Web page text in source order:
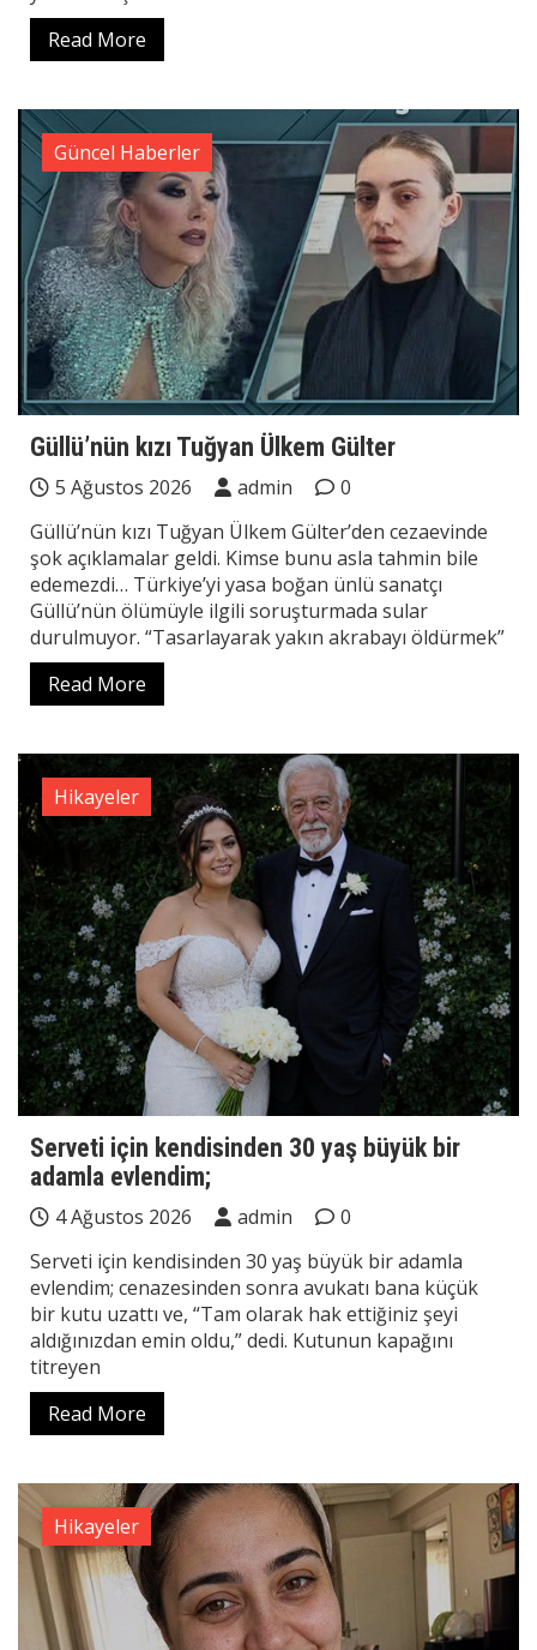
Read More
Güncel Haberler
Güllü’nün kızı Tuğyan Ülkem Gülter
5 Ağustos 2026 admin
0
Güllü’nün kızı Tuğyan Ülkem Gülter’den cezaevinde
şok açıklamalar geldi. Kimse bunu asla tahmin bile
edemezdi… Türkiye’yi yasa boğan ünlü sanatçı
Güllü’nün ölümüyle ilgili soruşturmada sular
durulmuyor. “Tasarlayarak yakın akrabayı öldürmek”
Read More
Hikayeler
Serveti için kendisinden 30 yaş büyük bir
adamla evlendim;
4 Ağustos 2026 admin
0
Serveti için kendisinden 30 yaş büyük bir adamla
evlendim; cenazesinden sonra avukatı bana küçük
bir kutu uzattı ve, “Tam olarak hak ettiğiniz şeyi
aldığınızdan emin oldu,” dedi. Kutunun kapağını
titreyen
Read More
Hikayeler